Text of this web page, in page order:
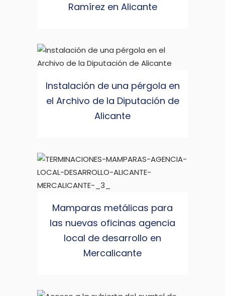
Ramírez en Alicante
Instalación de una pérgola en
el Archivo de la Diputación de
Alicante
Mamparas metálicas para
las nuevas oficinas agencia
local de desarrollo en
Mercalicante